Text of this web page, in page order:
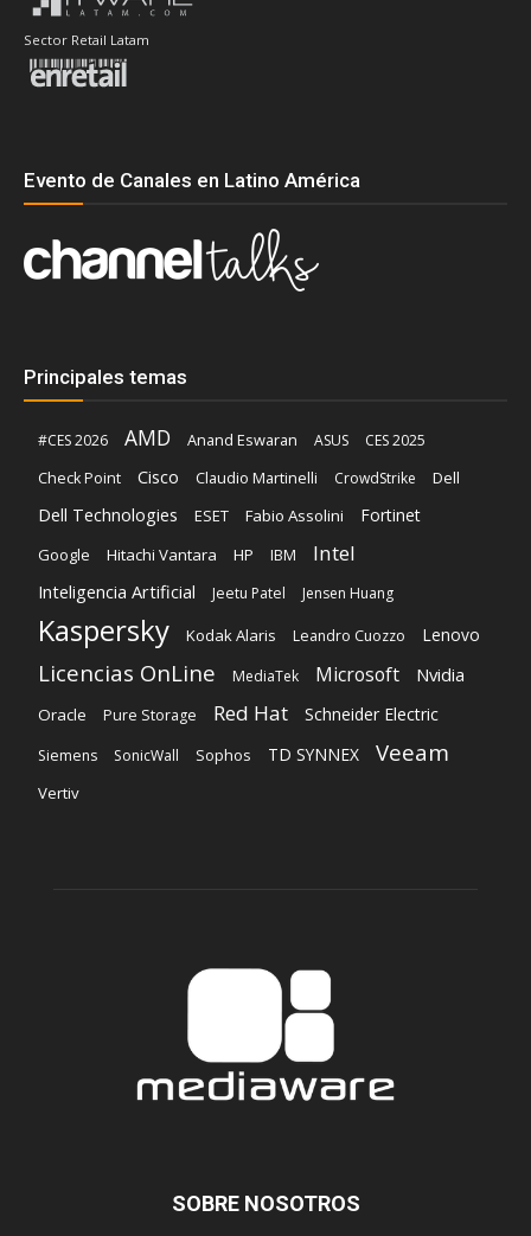
Sector Retail Latam
Evento de Canales en Latino América
Principales temas
#CES 2026 AMD Anand Eswaran ASUS
CES 2025
Check Point
Cisco Claudio Martinelli CrowdStrike Dell
Dell Technologies ESET Fabio Assolini Fortinet
Google Hitachi Vantara HP IBM Intel
Inteligencia Artificial Jeetu Patel Jensen Huang
Kaspersky Kodak Alaris Leandro Cuozzo Lenovo
Licencias OnLine MediaTek Microsoft Nvidia
Oracle Pure Storage Red Hat Schneider Electric
Siemens SonicWall Sophos TD SYNNEX Veeam
Vertiv
SOBRE NOSOTROS